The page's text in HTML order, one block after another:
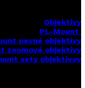
Objektívy
PL-Mount
pevné objektívy
zoomové objektívy
sety objektívov